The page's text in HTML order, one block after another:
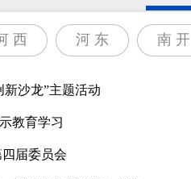
西 河 东 南 开
沙龙”主题活动
教育学习
届委员会